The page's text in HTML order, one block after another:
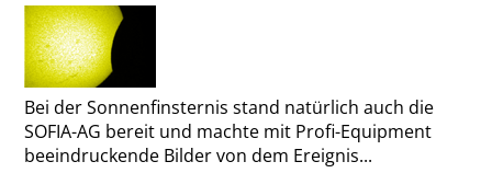
Bei der Sonnenfinsternis stand natürlich auch die
SOFIA-AG bereit und machte mit Profi-Equipment
beeindruckende Bilder von dem Ereignis...